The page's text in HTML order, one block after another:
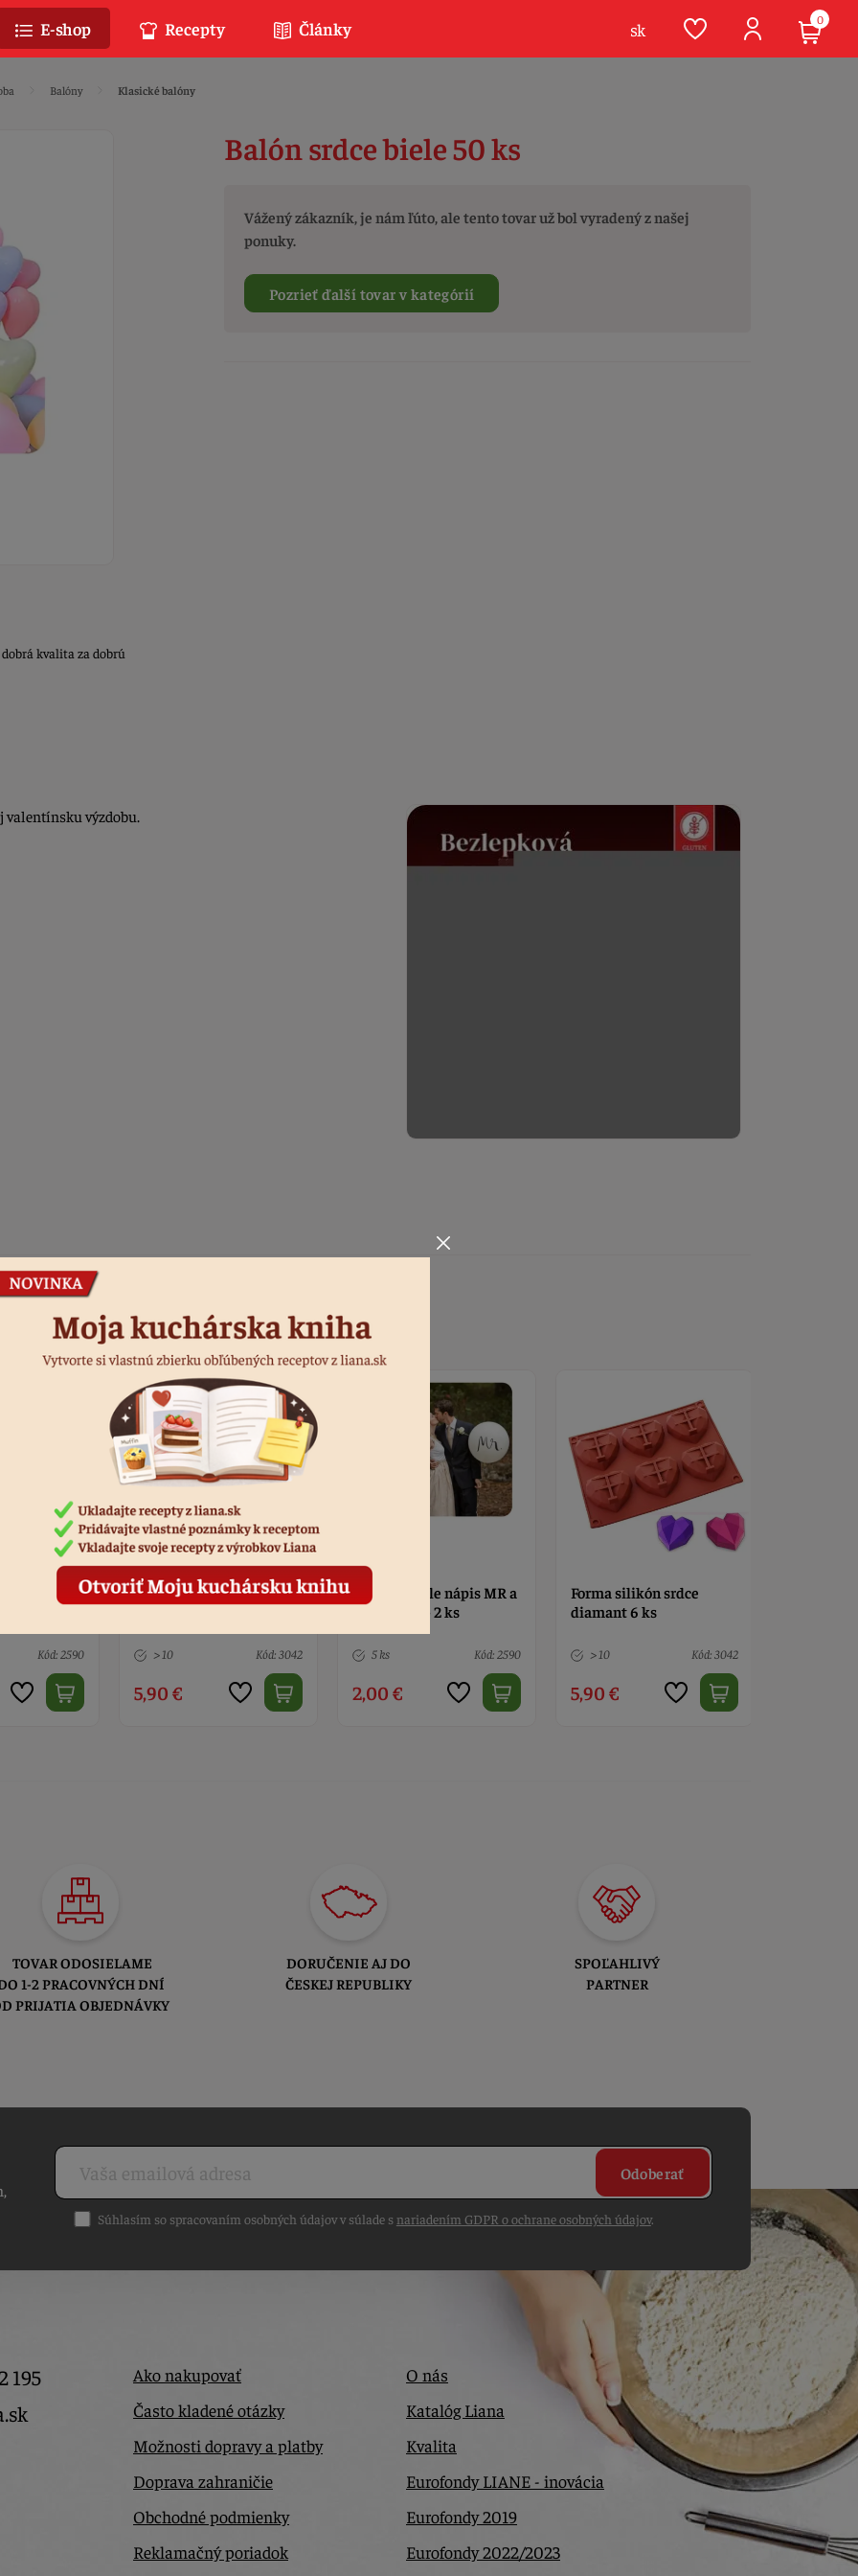
Balóny Klasické balóny
kvalita za dobrú
Balón srdce biele 50 ks
Vážený zákazník, je nám ľúto, ale tento tovar už bol vyradený z našej
ponuky.
Pozrieť ďalší tovar v kategórií
valentínsku výzdobu.
Kód: 3042
Balóny - biele nápis MR a
MRS 45 cm - 2 ks
5 ks Kód: 2590
2,00 €
Forma silikón srdce
diamant 6 ks
> 10 Kód: 3042
5,90 €
Balóny - biele nápis MR a
MRS 45 cm - 2 ks
5 ks Kód: 2590
2,00 €
TOVAR ODOSIELAME
1-2 PRACOVNÝCH DNÍ
PRIJATIA OBJEDNÁVKY
DORUČENIE AJ DO
ČESKEJ REPUBLIKY
SPOĽAHLIVÝ
PARTNER
Odoberať
Súhlasím so spracovaním osobných údajov v súlade snariadením GDPR o ochrane osobných údajov.
195
Ako nakupovať
Často kladené otázky
Možnosti dopravy a platby
Doprava zahraničie
Obchodné podmienky
Reklamačný poriadok
O nás
Katalóg Liana
Kvalita
Eurofondy LIANE - inovácia
Eurofondy 2019
Eurofondy 2022/2023
E-shop Recepty Články sk 0